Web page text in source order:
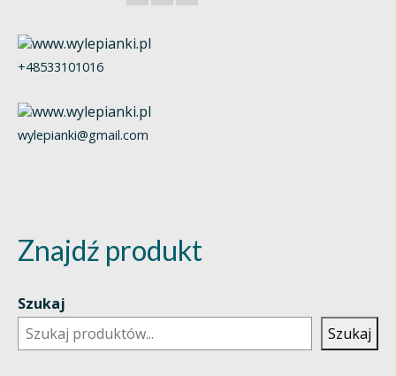
+48533101016
wylepianki@gmail.com
Znajdź produkt
Szukaj
Szukaj